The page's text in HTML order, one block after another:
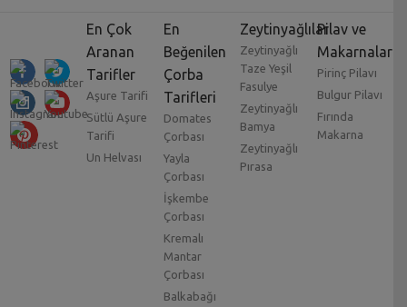
En Çok
Aranan
Tarifler
Aşure Tarifi
Sütlü Aşure
Tarifi
Un Helvası
En
Beğenilen
Çorba
Tarifleri
Domates
Çorbası
Yayla
Çorbası
İşkembe
Çorbası
Kremalı
Mantar
Çorbası
Balkabağı
Zeytinyağlılar
Zeytinyağlı
Taze Yeşil
Fasulye
Zeytinyağlı
Bamya
Zeytinyağlı
Pırasa
Pilav ve
Makarnalar
Pirinç Pilavı
Bulgur Pilavı
Fırında
Makarna